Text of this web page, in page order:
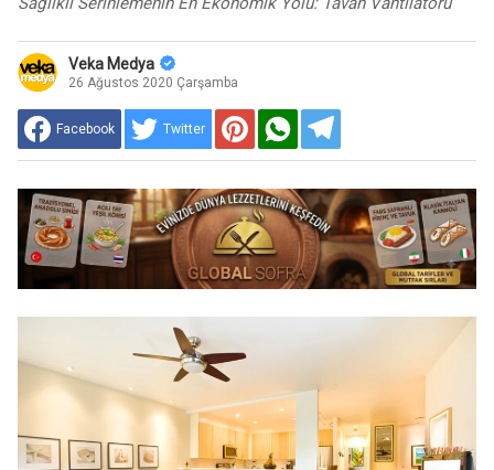
Veka Medya
26 Ağustos 2020 Çarşamba
Facebook Twitter